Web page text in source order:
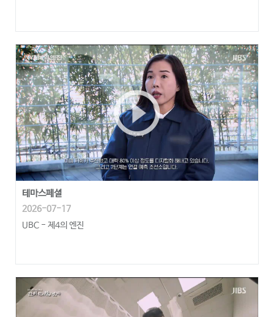
play_circle_outline
테마스페셜
2026-07-17
UBC - 제4의 엔진